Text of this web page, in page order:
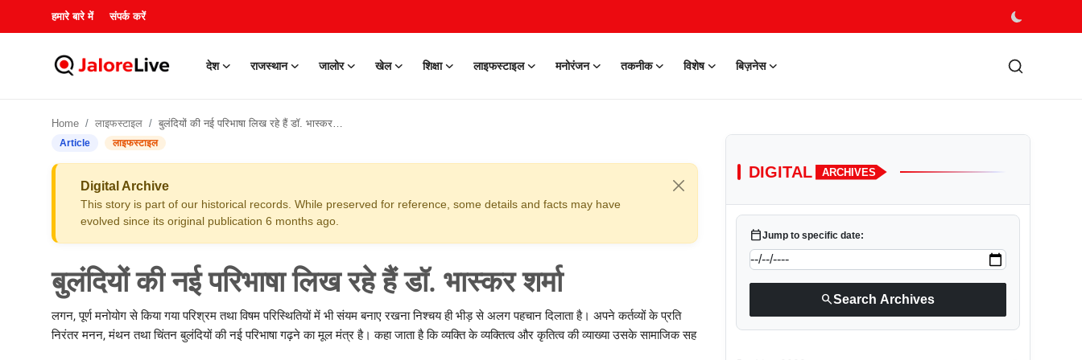
हमारे बारे में संपर्क करें
देश राजस्थान जालोर खेल शिक्षा लाइफस्टाइल मनोरंजन तकनीक विशेष बिज़नेस
Home लाइफस्टाइल बुलंदियों की नई परिभाषा लिख रहे हैं डॉ. भास्कर शर्मा
Article लाइफस्टाइल
Digital Archive
This story is part of our historical records. While preserved for reference, some details and facts may have
evolved since its original publication 6 months ago.
बुलंदियों की नई परिभाषा लिख रहे हैं डॉ. भास्कर शर्मा
लगन, पूर्ण मनोयोग से किया गया परिश्रम तथा विषम परिस्थितियों में भी संयम बनाए रखना निश्चय ही भीड़ से अलग पहचान दिलाता है। अपने कर्तव्यों के प्रति
निरंतर मनन, मंथन तथा चिंतन बुलंदियों की नई परिभाषा गढ़ने का मूल मंत्र है। कहा जाता है कि व्यक्ति के व्यक्तित्व और कृतित्व की व्याख्या उसके सामाजिक सह
DIGITAL ARCHIVES
calendar_todayJump to specific date:
searchSearch Archives